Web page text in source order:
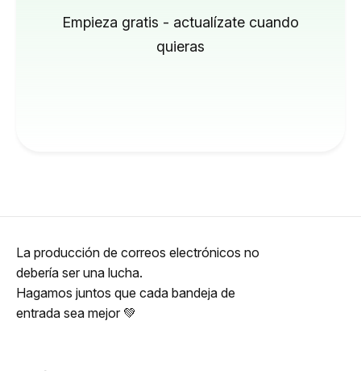
Empieza gratis - actualízate cuando
quieras
La producción de correos electrónicos no
debería ser una lucha.
Hagamos juntos que cada bandeja de
entrada sea mejor 💚